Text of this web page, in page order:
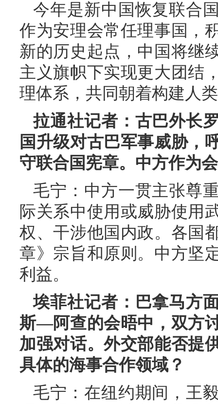
今年是新中国恢复联合
作为安理会常任理事国，
新的历史起点，中国将继
主义旗帜下实现更大团结
理体系，共同朝着构建人
拉通社记者：古巴外长
国升级对古巴军事威胁，
守联合国宪章。中方作为
毛宁：中方一贯主张尊
际关系中使用或威胁使用
权、干涉他国内政。各国
章》宗旨和原则。中方坚
利益。
埃菲社记者：巴拿马方
斯—阿查的会晤中，双方
加强对话。外交部能否提
具体的海事合作领域？
毛宁：在纽约期间，王